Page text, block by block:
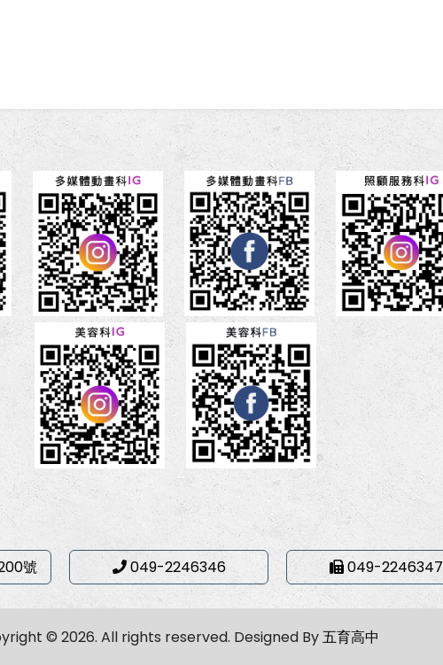
號 049-2246346 049-2246347
© 2026. All rights reserved. Designed By五育高中